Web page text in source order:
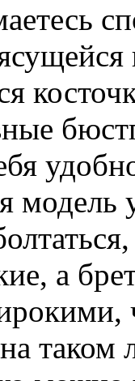
модель
а